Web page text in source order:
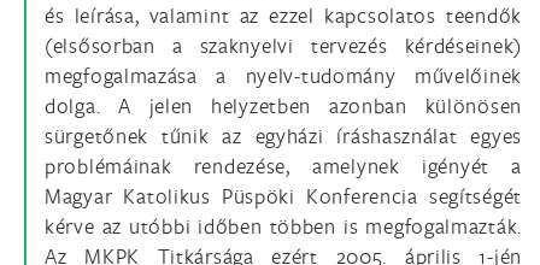
és leírása, valamint az ezzel kapcsolatos teendők
(elsősorban a szaknyelvi tervezés kérdéseinek)
megfogalmazása a nyelv-tudomány művelőinek
dolga. A jelen helyzetben azonban különösen
sürgetőnek tűnik az egyházi íráshasználat egyes
problémáinak rendezése, amelynek igényét a
Magyar Katolikus Püspöki Konferencia segítségét
kérve az utóbbi időben többen is megfogalmazták.
Az MKPK Titkársága ezért 2005. április 1-jén